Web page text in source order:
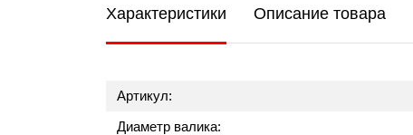
Характеристики Описание товара
Артикул:
Диаметр валика: